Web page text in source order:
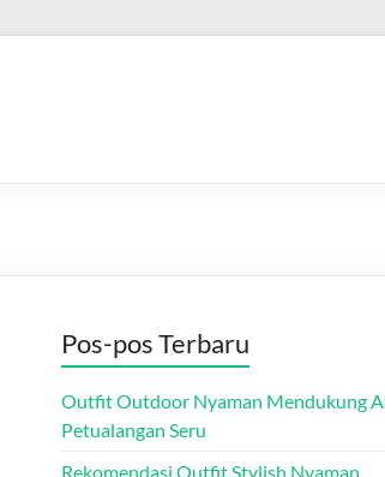
Pos-pos Terbaru
Outfit Outdoor Nyaman Mendukung
Petualangan Seru
Rekomendasi Outfit Stylish Nyaman